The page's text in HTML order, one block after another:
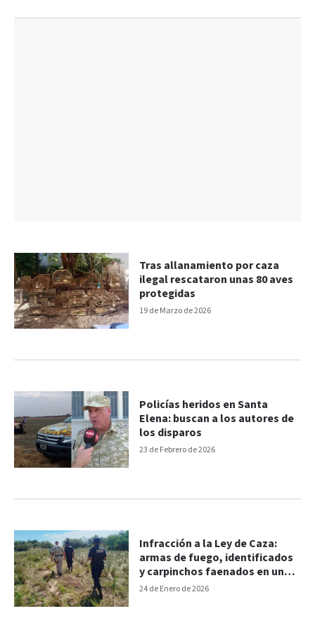
19 de Marzo de 2026
Tras allanamiento por caza
ilegal rescataron unas 80 aves
protegidas
23 de Febrero de 2026
Policías heridos en Santa
Elena: buscan a los autores de
los disparos
24 de Enero de 2026
Infracción a la Ley de Caza:
armas de fuego, identificados
y carpinchos faenados en un
campamento